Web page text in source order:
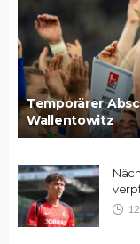
Temporärer
Wallentowitz